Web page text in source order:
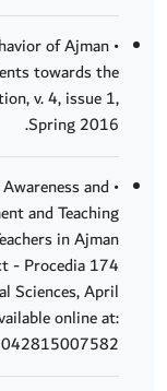
of Ajman
towards the
v. 4, issue 1,
Spring 2016.
and
and Teaching
in Ajman
- Procedia 174
Sciences, April
online at: